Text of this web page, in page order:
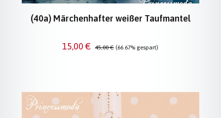
(40a) Märchenhafter weißer Taufmantel
Verkaufspreis:
15,00 € Regulärer Preis:
45,00 € (66.67% gespart)